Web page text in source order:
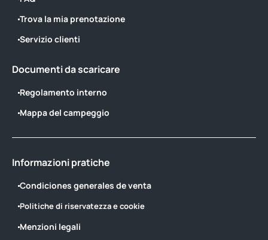
Trova la mia prenotazione
Servizio clienti
Documenti da scaricare
Regolamento interno
Mappa del campeggio
Informazioni pratiche
Condiciones generales de venta
Politiche di riservatezza e cookie
Menzioni legali